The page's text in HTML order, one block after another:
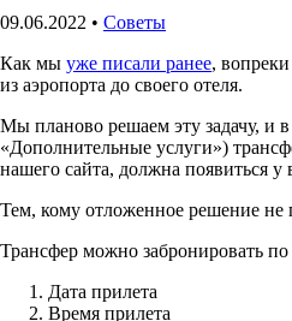
09.06.2022 • Советы
Как мы уже писали ранее,
из аэропорта до своего отеля.
Мы планово решаем эту задачу, и
«Дополнительные услуги»)
нашего сайта, должна появиться у
Тем, кому отложенное решение не
Трансфер можно забронировать
Дата прилета
Время прилета